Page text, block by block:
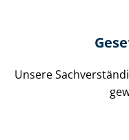
Unsere